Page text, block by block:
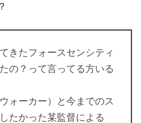
きたフォースセンシティ
の？って言ってる方いる
ォーカー）と今までのス
たかった某監督による